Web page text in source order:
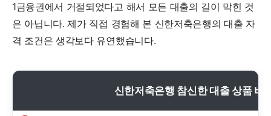
1금융권에서 거절되었다고 해서 모든 대출의 길이 막힌 것
은 아닙니다. 제가 직접 경험해 본 신한저축은행의 대출 자
격 조건은 생각보다 유연했습니다.
신한저축은행 참신한 대출 상품 비